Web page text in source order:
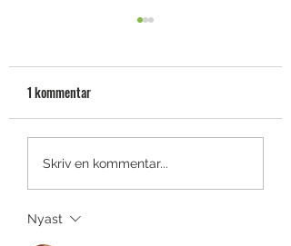
Cruising med Odyssey Ai-
1 kommentar
Skriv en kommentar...
Nyast